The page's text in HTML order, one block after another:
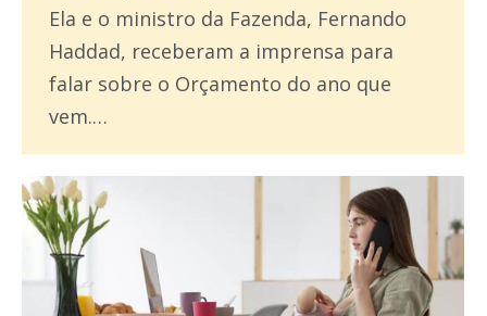
Ela e o ministro da Fazenda, Fernando
Haddad, receberam a imprensa para
falar sobre o Orçamento do ano que
vem.…